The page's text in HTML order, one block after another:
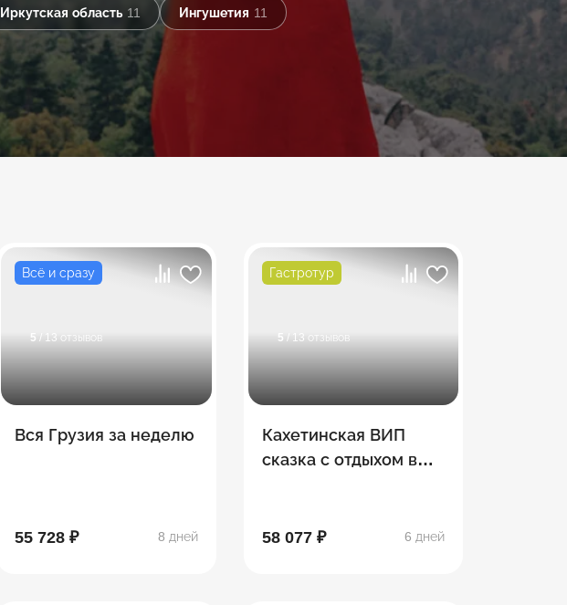
Иркутская область 11 Ингушетия 11
Всё и сразу
5 / 13 отзывов
Вся Грузия за неделю
55 728 ₽ 8 дней
Гастротур
5 / 13 отзывов
Кахетинская ВИП
сказка с отдыхом в
58 077 ₽
6 дней